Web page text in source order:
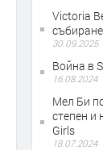
Victoria
30.09.2025
Война в
16.08.2024
Мел Би
степен и
Girls
18.07.2024